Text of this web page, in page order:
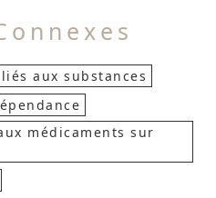
aux substances
médicaments sur